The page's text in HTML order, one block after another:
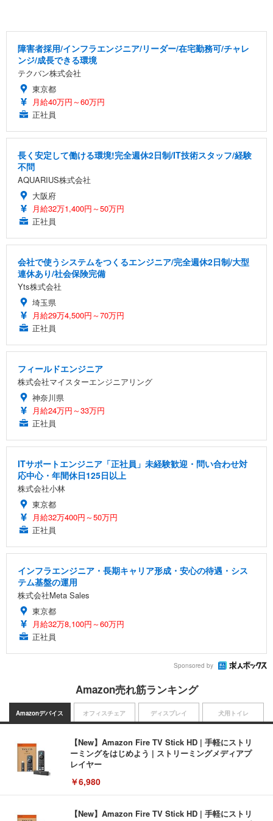
障害者採用/インフラエンジニア/リーダー/在宅勤務可/チャレ
ンジ/成長できる環境
テクバン株式会社
東京都
月給40万円～60万円
正社員
長く安定して働ける環境!完全週休2日制/IT技術スタッフ/経験
不問
AQUARIUS株式会社
大阪府
月給32万1,400円～50万円
正社員
会社で使うシステムをつくるエンジニア/完全週休2日制/大型
連休あり/社会保険完備
Yts株式会社
埼玉県
月給29万4,500円～70万円
正社員
フィールドエンジニア
株式会社マイスターエンジニアリング
神奈川県
月給24万円～33万円
正社員
ITサポートエンジニア「正社員」未経験歓迎・問い合わせ対
応中心・年間休日125日以上
株式会社小林
東京都
月給32万400円～50万円
正社員
インフラエンジニア・長期キャリア形成・安心の待遇・シス
テム基盤の運用
株式会社Meta Sales
東京都
月給32万8,100円～60万円
正社員
Sponsored by
Amazon売れ筋ランキング
Amazonデバイス
【New】Amazon Fire TV Stick HD | 手軽にストリ
ーミングをはじめよう | ストリーミングメディアプ
レイヤー
￥6,980
【New】Amazon Fire TV Stick HD | 手軽にストリ
オフィスチェア ディスプレイ 犬用トイレ